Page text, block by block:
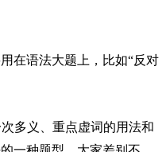
在语法大题上，比如“反对
多义、重点虚词的用法和